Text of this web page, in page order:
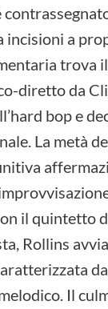
incisioni a
trova
diretto da
bop e
La metà
il quintetto
Rollins
Il